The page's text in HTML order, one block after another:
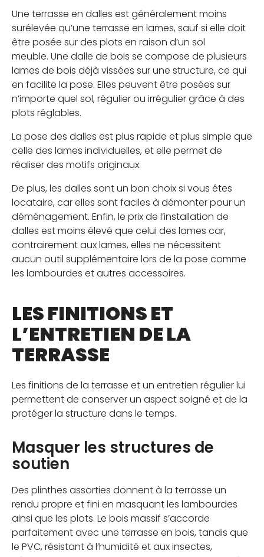
Une terrasse en dalles est généralement moins
surélevée qu’une terrasse en lames, sauf si elle doit
être posée sur des plots en raison d’un sol
meuble. Une dalle de bois se compose de plusieurs
lames de bois déjà vissées sur une structure, ce qui
en facilite la pose. Elles peuvent être posées sur
n’importe quel sol, régulier ou irrégulier grâce à des
plots réglables.
La pose des dalles est plus rapide et plus simple que
celle des lames individuelles, et elle permet de
réaliser des motifs originaux.
De plus, les dalles sont un bon choix si vous êtes
locataire, car elles sont faciles à démonter pour un
déménagement. Enfin, le prix de l’installation de
dalles est moins élevé que celui des lames car,
contrairement aux lames, elles ne nécessitent
aucun outil supplémentaire lors de la pose comme
les lambourdes et autres accessoires.
LES FINITIONS ET
L’ENTRETIEN DE LA
TERRASSE
Les finitions de la terrasse et un entretien régulier lui
permettent de conserver un aspect soigné et de la
protéger la structure dans le temps.
Masquer les structures de
soutien
Des plinthes assorties donnent à la terrasse un
rendu propre et fini en masquant les lambourdes
ainsi que les plots. Le bois massif s’accorde
parfaitement avec une terrasse en bois, tandis que
le PVC, résistant à l’humidité et aux insectes,